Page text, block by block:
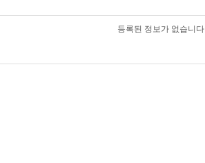
등록된 정보가 없습니다